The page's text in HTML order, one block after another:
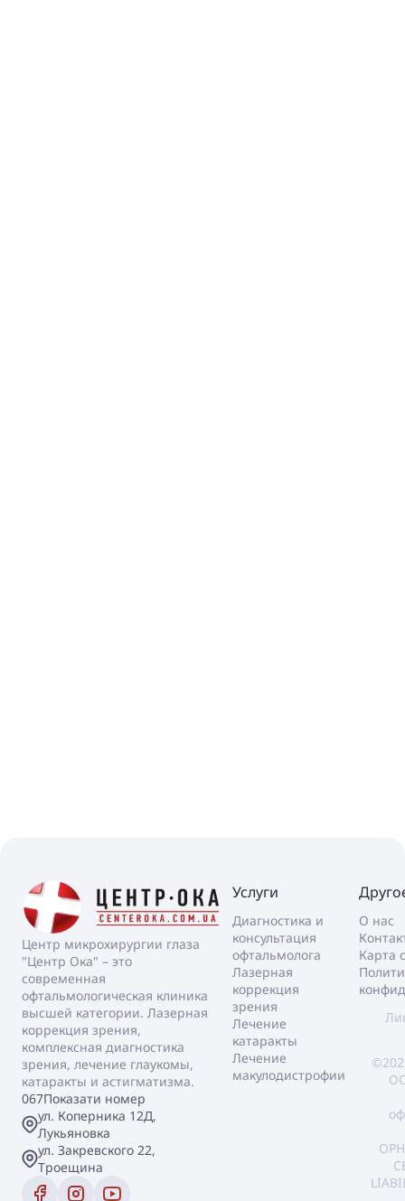
Центр микрохирургии глаза
"Центр Ока" – это
современная
офтальмологическая клиника
высшей категории. Лазерная
коррекция зрения,
комплексная диагностика
зрения, лечение глаукомы,
катаракты и астигматизма.
067Показати номер
ул. Коперника 12Д,
Лукьяновка
ул. Закревского 22,
Троещина
Услуги
Диагностика и
консультация
офтальмолога
Лазерная
коррекция
зрения
Лечение
катаракты
Лечение
макулодистрофии
О нас
Карта